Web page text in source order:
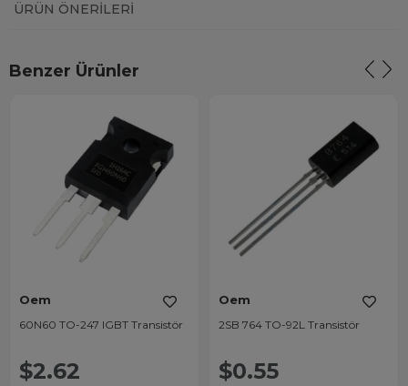
ÜRÜN ÖNERILERI
Benzer Ürünler
Oem
60N60 TO-247 IGBT Transistör
$2.62
Oem
2SB 764 TO-92L Transistör
$0.55